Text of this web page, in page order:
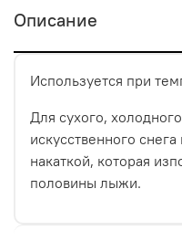
Описание
Используется при
Для сухого,
искусственного
накаткой, которая
половины лыжи.